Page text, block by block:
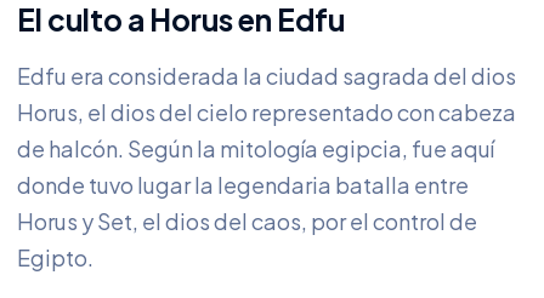
El culto a Horus en Edfu
Edfu era considerada la ciudad sagrada del dios
Horus, el dios del cielo representado con cabeza
de halcón. Según la mitología egipcia, fue aquí
donde tuvo lugar la legendaria batalla entre
Horus y Set, el dios del caos, por el control de
Egipto.